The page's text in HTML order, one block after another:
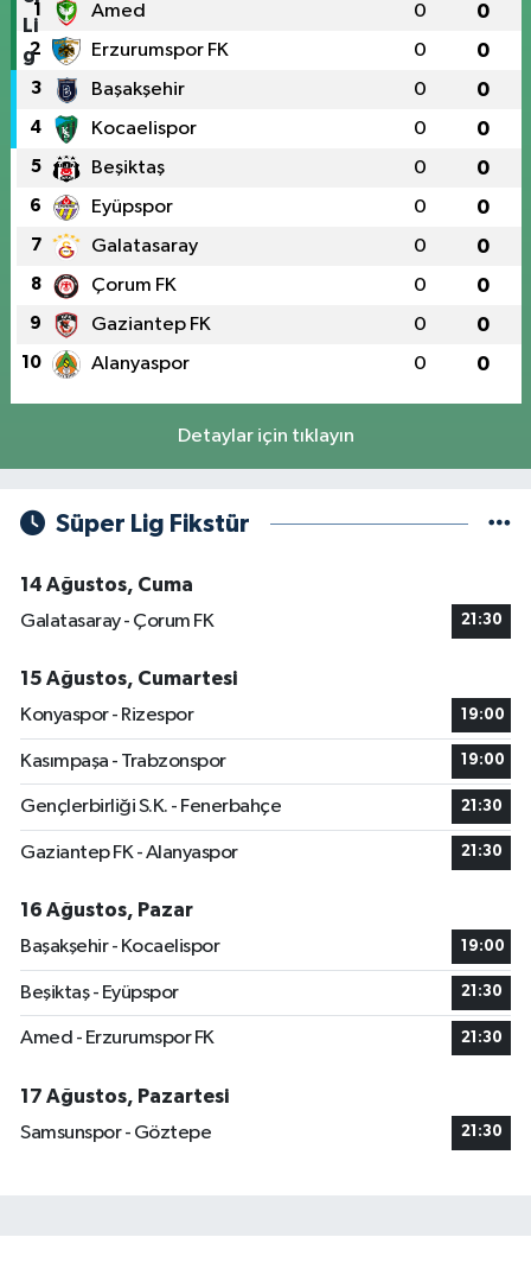
1 Amed 0 0
2 Erzurumspor FK 0 0
3 Başakşehir 0 0
4 Kocaelispor 0 0
5 Beşiktaş 0 0
6 Eyüpspor 0 0
7 Galatasaray 0 0
8 Çorum FK 0 0
9 Gaziantep FK 0 0
10 Alanyaspor 0 0
Detaylar için tıklayın
Süper Lig Fikstür
14 Ağustos, Cuma
Galatasaray - Çorum FK
21:30
15 Ağustos, Cumartesi
Konyaspor - Rizespor
19:00
Kasımpaşa - Trabzonspor 19:00
Gençlerbirliği S.K. - Fenerbahçe 21:30
Gaziantep FK - Alanyaspor 21:30
16 Ağustos, Pazar
Başakşehir - Kocaelispor
19:00
Beşiktaş - Eyüpspor 21:30
Amed - Erzurumspor FK 21:30
17 Ağustos, Pazartesi
Samsunspor - Göztepe
21:30